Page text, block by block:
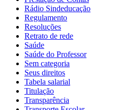
Rádio Sindeducação
Regulamento
Resoluções
Retrato de rede
Saúde
Saúde do Professor
Sem categoria
Seus direitos
Tabela salarial
Titulação
Transparência